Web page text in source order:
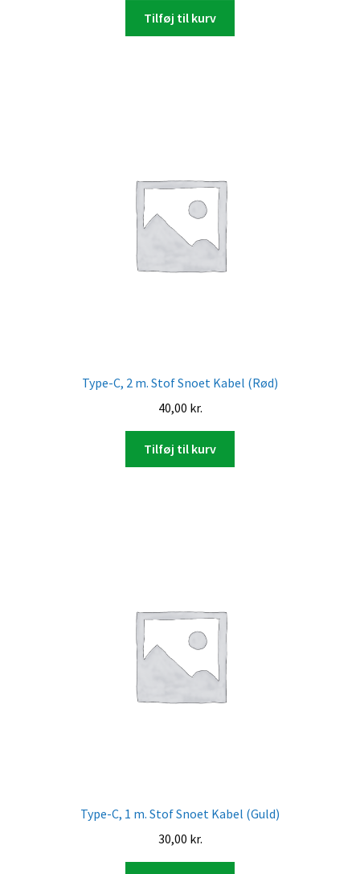
Tilføj til kurv
Type-C, 2 m. Stof Snoet Kabel (Rød)
40,00 kr.
Tilføj til kurv
Type-C, 1 m. Stof Snoet Kabel (Guld)
30,00 kr.